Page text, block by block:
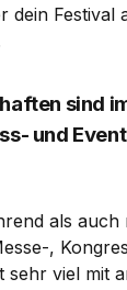
dein Festival
sind
und
als auch
,
sehr viel mit